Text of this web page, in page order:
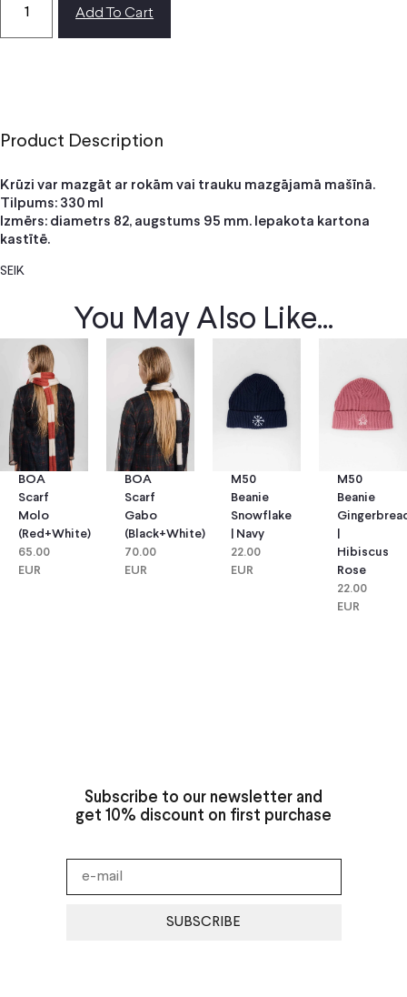
Add To Cart
Product Description
Krūzi var mazgāt ar rokām vai trauku mazgājamā mašīnā.
Tilpums: 330 ml
Izmērs: diametrs 82, augstums 95 mm. Iepakota kartona
kastītē.
SEIK
You May Also Like...
BOA
Scarf
Molo
(red+white)
65.00
EUR
BOA
Scarf
Gabo
(black+white)
70.00
EUR
M50
Beanie
Snowflake
| Navy
22.00
EUR
M50
Beanie
Hibiscus
Rose
22.00
EUR
Subscribe to our newsletter and
get 10% discount on first purchase
SUBSCRIBE